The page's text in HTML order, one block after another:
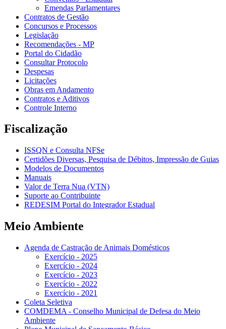
Emendas Parlamentares
Contratos de Gestão
Concursos e Processos
Legislação
Recomendações - MP
Portal do Cidadão
Consultar Protocolo
Despesas
Licitações
Obras em Andamento
Contratos e Aditivos
Controle Interno
Fiscalização
ISSQN e Consulta NFSe
Certidões Diversas, Pesquisa de Débitos, Impressão de Guias
Modelos de Documentos
Manuais
Valor de Terra Nua (VTN)
Suporte ao Contribuinte
REDESIM Portal do Integrador Estadual
Meio Ambiente
Agenda de Castração de Animais Domésticos
Exercício - 2025
Exercício - 2024
Exercício - 2023
Exercício - 2022
Exercício - 2021
Coleta Seletiva
COMDEMA - Conselho Municipal de Defesa do Meio
Ambiente